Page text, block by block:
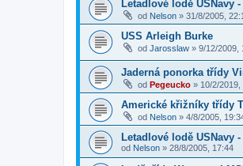
Letadlové lodě USNavy
od Nelson » 31/8/2005,
USS Arleigh Burke
od Jarosslaw » 9/12/2009,
Jaderná ponorka třídy
od Pegeucko » 10/2/2019,
Americké křižníky třídy
od Nelson » 4/8/2005,
Letadlové lodě USNavy
od Nelson » 28/8/2005, 17:44